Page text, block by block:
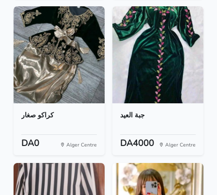
كراكو صغار
DA0 Alger Centre
جبة العيد
DA4000 Alger Centre